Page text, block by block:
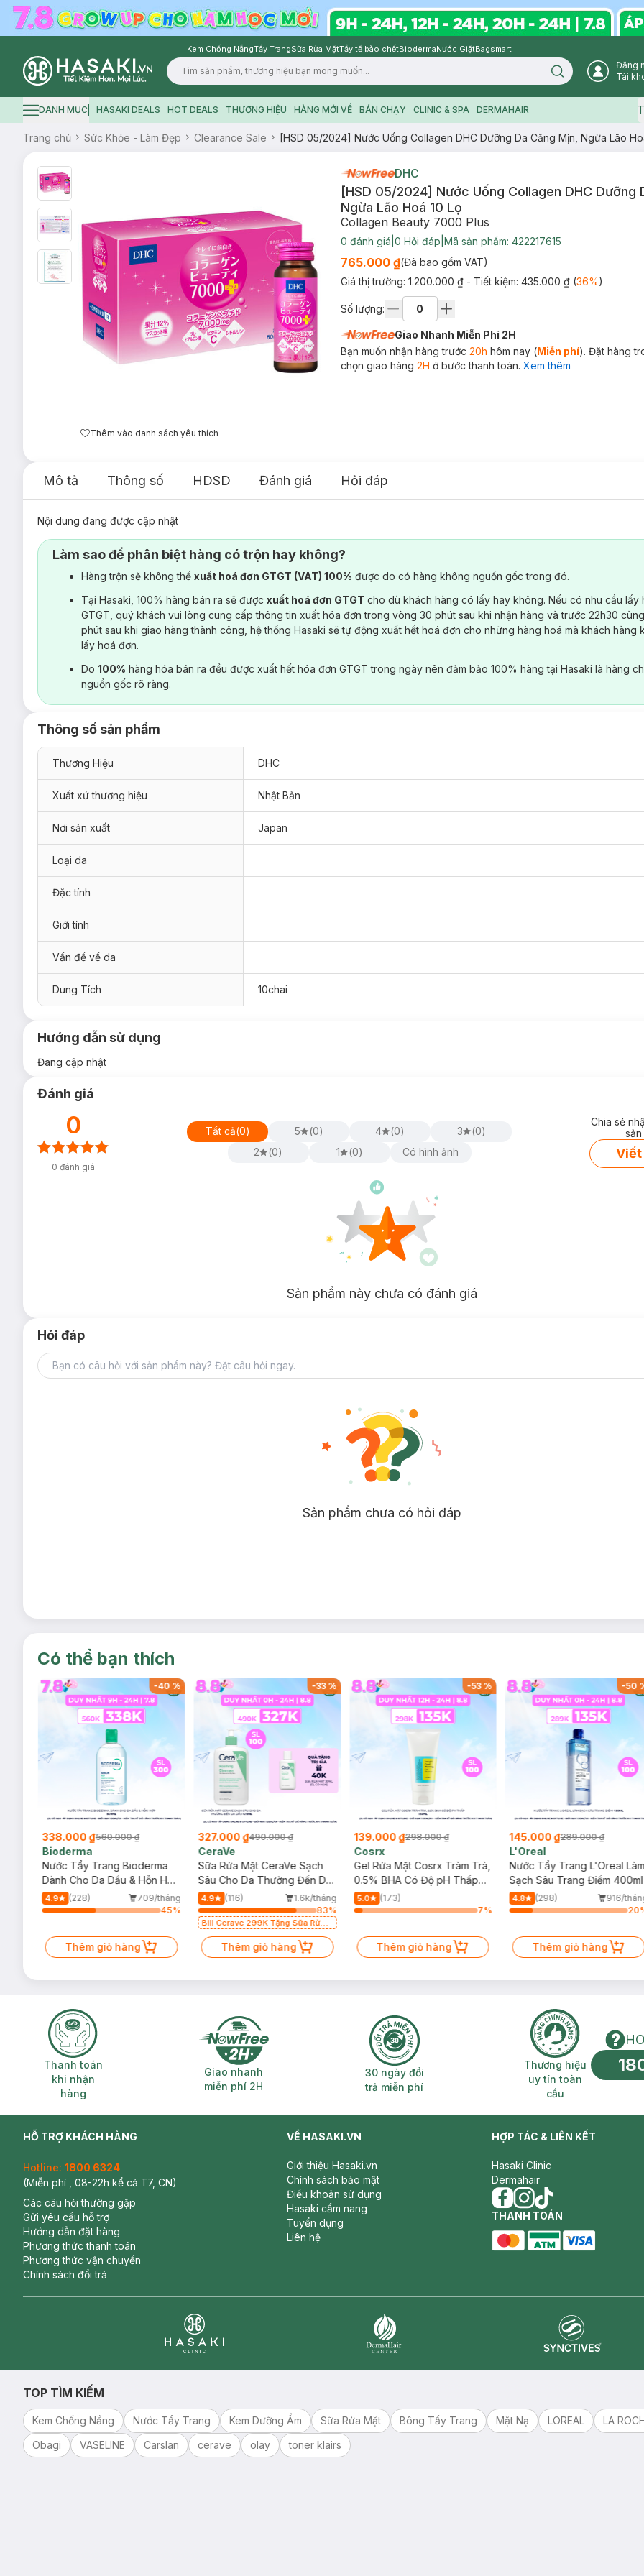
Kem Chống NắngTẩy TrangSữa Rửa MặtTẩy tế bào chếtBiodermaNước GiặtBagsmart
Logo
Search icon
Đăng
Tài
Hamburger icon
DANH MỤC HASAKI DEALS HOT DEALS THƯƠNG HIỆU HÀNG MỚI VỀ BÁN CHẠY CLINIC & SPA DERMAHAIR
Trang chủ Sức Khỏe - Làm Đẹp Clearance Sale [HSD 05/2024] Nước Uống Collagen DHC Dưỡng Da Căng Mịn, Ngừa Lão
Thêm vào danh sách yêu thích
DHC
[HSD 05/2024] Nước Uống Collagen DHC Dưỡng
Ngừa Lão Hoá 10 Lọ
Collagen Beauty 7000 Plus
0 đánh giá 0 Hỏi đáp Mã sản phẩm: 422217615
765.000 ₫(Đã bao gồm VAT)
Giá thị trường: 1.200.000 ₫ - Tiết kiệm: 435.000 ₫(36%)
Số lượng:
Giao Nhanh Miễn Phí 2H
Bạn muốn nhận hàng trước 20h hôm nay (Miễn phí). Đặt hàng
chọn giao hàng 2H ở bước thanh toán. Xem thêm
Mô tả Thông số HDSD Đánh giá Hỏi đáp
Nội dung đang được cập nhật
Làm sao để phân biệt hàng có trộn hay không?
Hàng trộn sẽ không thể xuất hoá đơn GTGT (VAT) 100% được do có hàng không nguồn gốc trong đó.
Tại Hasaki, 100% hàng bán ra sẽ được xuất hoá đơn GTGT cho dù khách hàng có lấy hay không. Nếu có nhu cầu lấy
GTGT, quý khách vui lòng cung cấp thông tin xuất hóa đơn trong vòng 30 phút sau khi nhận hàng và trước 22h30
phút sau khi giao hàng thành công, hệ thống Hasaki sẽ tự động xuất hết hoá đơn cho những hàng hoá mà khách hàng
lấy hoá đơn.
Do 100% hàng hóa bán ra đều được xuất hết hóa đơn GTGT trong ngày nên đảm bảo 100% hàng tại Hasaki là hàng
nguồn gốc rõ ràng.
Thông số sản phẩm
Thương Hiệu DHC
Xuất xứ thương hiệu Nhật Bản
Nơi sản xuất Japan
Loại da
Đặc tính
Giới tính
Vấn đề về da
Dung Tích 10chai
Hướng dẫn sử dụng
Đang cập nhật
Đánh giá
0
0 đánh giá
Tất cả(0) 5 (0) 4 (0) 3 (0)
2
(0) 1 (0) Có hình ảnh
Chia sẻ
Viết
Sản phẩm này chưa có đánh giá
Hỏi đáp
Sản phẩm chưa có hỏi đáp
Có thể bạn thích
-40 %
338.000 ₫560.000 ₫
Bioderma
Nước Tẩy Trang Bioderma
Dành Cho Da Dầu & Hỗn Hợp
500ml
4.9 (228)
709/tháng
45%
Thêm giỏ hàng
-33%
327.000 ₫490.000 ₫
CeraVe
Sữa Rửa Mặt CeraVe Sạch
Sâu Cho Da Thường Đến Da
Dầu 473ml
4.9 (116)
1.6k/tháng
83%
Bill Cerave 299K Tặng Sữa Rửa
Thêm giỏ hàng
-53%
139.000 ₫298.000 ₫
Cosrx
Gel Rửa Mặt Cosrx Tràm Trà,
0.5% BHA Có Độ pH Thấp
150ml
5.0
(173)
7%
Thêm giỏ hàng
-50
145.000 ₫289.000 ₫
L'Oreal
Nước Tẩy Trang L'Oreal Làm
Sạch Sâu Trang Điểm 400ml
4.8 (298)
916/
20
Thêm giỏ hàng
Thanh toán khi nhận hàng
Thanh toán
khi nhận
hàng
Giao nhanh miễn phí 2H
Giao nhanh
miễn phí 2H
30 ngày đổi trả miễn phí
30 ngày đổi
trả miễn phí
Thương hiệu uy
Thương hiệu
uy tín toàn
cầu
HỖ TRỢ KHÁCH HÀNG
Hotline: 1800 6324
(Miễn phí , 08-22h kể cả T7, CN)
Các câu hỏi thường gặp
Gửi yêu cầu hỗ trợ
Hướng dẫn đặt hàng
Phương thức thanh toán
Phương thức vận chuyển
Chính sách đổi trả
VỀ HASAKI.VN
Giới thiệu Hasaki.vn
Chính sách bảo mật
Điều khoản sử dụng
Hasaki cẩm nang
Tuyển dụng
Liên hệ
HỢP TÁC & LIÊN KẾT
Hasaki Clinic
Dermahair
facebook
instagram
tiktok
THANH TOÁN
TOP TÌM KIẾM
Kem Chống Nắng Nước Tẩy Trang Kem Dưỡng Ẩm Sữa Rửa Mặt Bông Tẩy Trang Mặt Nạ LOREAL LA
Obagi
VASELINE Carslan cerave olay toner klairs